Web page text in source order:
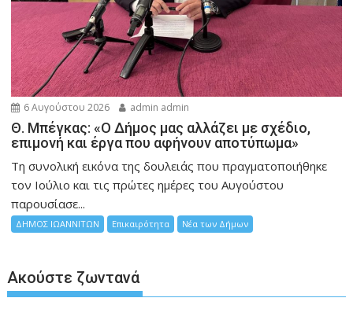
6 Αυγούστου 2026 admin admin
Θ. Μπέγκας: «Ο Δήμος μας αλλάζει με σχέδιο,
επιμονή και έργα που αφήνουν αποτύπωμα»
Τη συνολική εικόνα της δουλειάς που πραγματοποιήθηκε
τον Ιούλιο και τις πρώτες ημέρες του Αυγούστου
παρουσίασε...
ΔΗΜΟΣ ΙΩΑΝΝΙΤΩΝ Επικαιρότητα Νέα των Δήμων
Ακούστε ζωντανά